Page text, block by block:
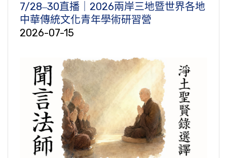
7/28‒30直播｜2026兩岸三地暨世界各地
中華傳統文化青年學術研習營
2026-07-15